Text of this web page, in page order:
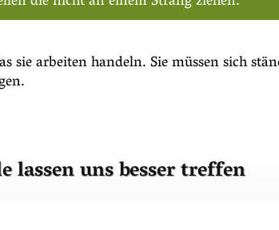
sie arbeiten handeln. Sie müssen sich
lassen uns besser treffen